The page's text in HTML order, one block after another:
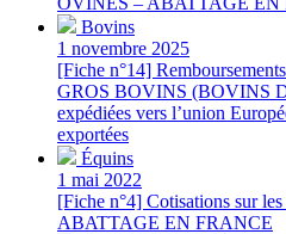
Bovins
1 novembre 2025
[Fiche n°14]
GROS BOVINS (BOVINS
expédiées vers l’union
exportées
Équins
1 mai 2022
[Fiche n°4] Cotisations sur
ABATTAGE EN FRANCE